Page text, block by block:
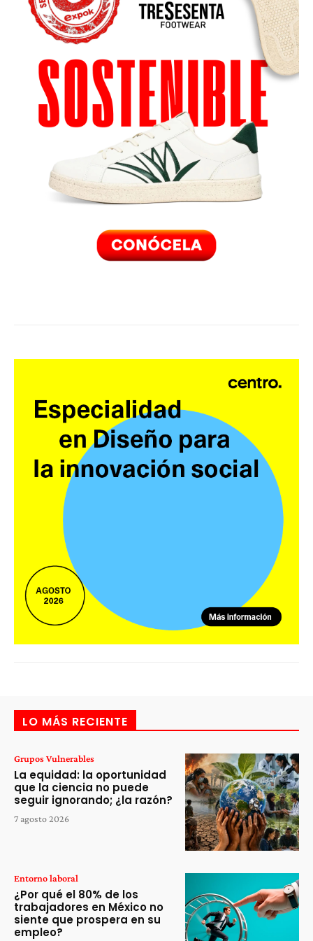
LO MÁS RECIENTE
Grupos Vulnerables
La equidad: la oportunidad
que la ciencia no puede
seguir ignorando; ¿la razón?
7 agosto 2026
Entorno laboral
¿Por qué el 80% de los
trabajadores en México no
siente que prospera en su
empleo?